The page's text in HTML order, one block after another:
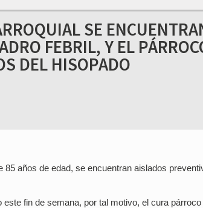
SE
FEBRIL, Y EL
DEL HISOPADO
años de edad, se encuentran aislados
fin de semana, por tal motivo, el cura